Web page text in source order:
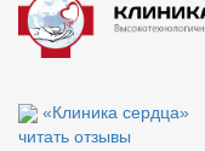
«Клиника сердца»
читать отзывы